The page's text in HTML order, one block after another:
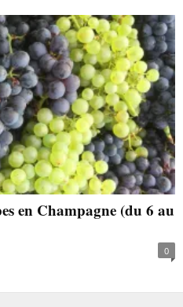
en Champagne (du 6 au
0